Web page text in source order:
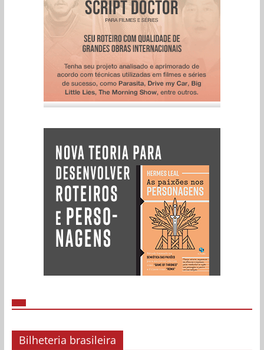
Bilheteria brasileira